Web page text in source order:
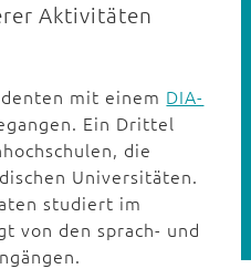
Aktivitäten
mit einem DIA-
Ein Drittel
die
Universitäten.
studiert im
von den sprach- und